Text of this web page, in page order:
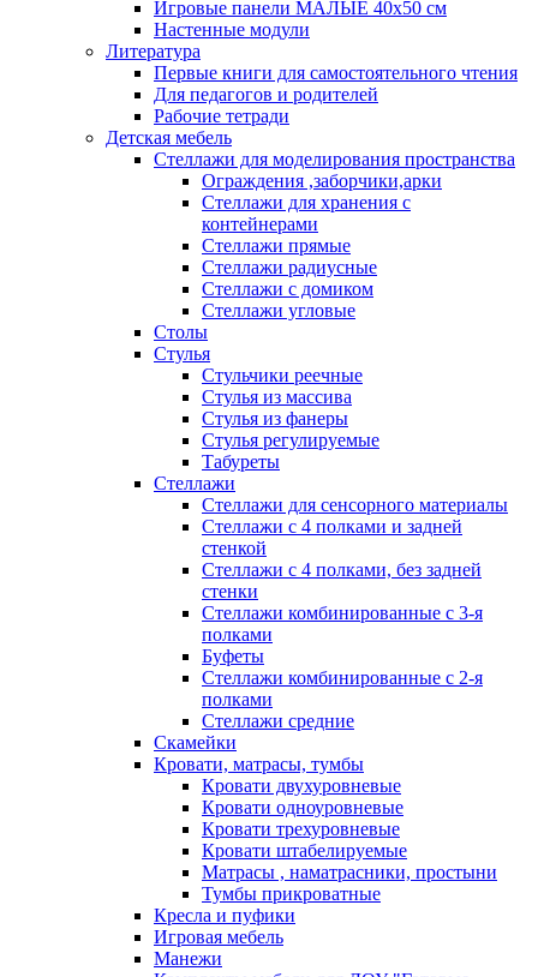
Игровые панели МАЛЫЕ 40х50 см
Настенные модули
Литература
Первые книги для самостоятельного чтения
Для педагогов и родителей
Рабочие тетради
Детская мебель
Стеллажи для моделирования пространства
Ограждения ,заборчики,арки
Стеллажи для хранения с
контейнерами
Стеллажи прямые
Стеллажи радиусные
Стеллажи с домиком
Стеллажи угловые
Столы
Стулья
Стульчики реечные
Стулья из массива
Стулья из фанеры
Стулья регулируемые
Табуреты
Стеллажи
Стеллажи для сенсорного материалы
Стеллажи с 4 полками и задней
стенкой
Стеллажи с 4 полками, без задней
стенки
Стеллажи комбинированные с 3-я
полками
Буфеты
Стеллажи комбинированные с 2-я
полками
Стеллажи средние
Скамейки
Кровати, матрасы, тумбы
Кровати двухуровневые
Кровати одноуровневые
Кровати трехуровневые
Кровати штабелируемые
Матрасы , наматрасники, простыни
Тумбы прикроватные
Кресла и пуфики
Игровая мебель
Манежи